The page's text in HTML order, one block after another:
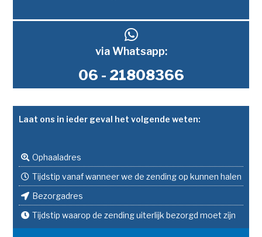
via Whatsapp:
06 - 21808366
Laat ons in ieder geval het volgende weten:
Ophaaladres
Tijdstip vanaf wanneer we de zending op kunnen halen
Bezorgadres
Tijdstip waarop de zending uiterlijk bezorgd moet zijn